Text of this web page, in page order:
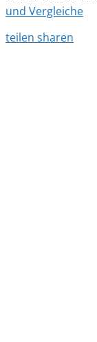
und Vergleiche
teilen sharen